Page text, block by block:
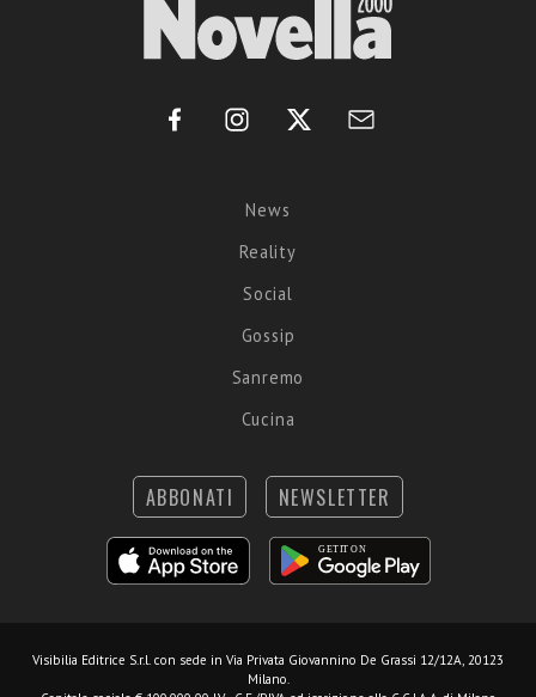
News
Reality
Social
Gossip
Sanremo
Cucina
ABBONATI NEWSLETTER
Visibilia Editrice S.r.l. con sede in Via Privata Giovannino De Grassi 12/12A, 20123
Milano.